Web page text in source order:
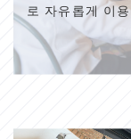
로 자유롭게 이